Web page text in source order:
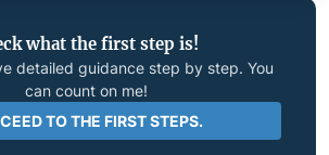
what the first step is!
detailed guidance step by step. You
can count on me!
TO THE FIRST STEPS.